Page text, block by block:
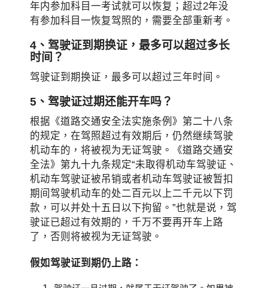
年内参加科目一考试就可以恢复；超过2年没
有参加科目一恢复驾照的，需要全部重新考。
4、驾驶证到期换证，最多可以超过多长
时间？
驾驶证到期换证，最多可以超过三年时间。
5、驾驶证过期还能开车吗？
根据《道路交通安全法实施条例》第二十八条
的规定，在驾照超过有效期后，仍然继续驾驶
机动车的，将被视为无证驾驶。《道路交通安
全法》第九十九条规定“未取得机动车驾驶证、
机动车驾驶证被吊销或者机动车驾驶证被暂扣
期间驾驶机动车的处二百元以上二千元以下罚
款，可以并处十五日以下拘留。”也就是说，驾
驶证已超过有效期的，千万不要再开车上路
了，否则将被视为无证驾驶。
假如驾驶证到期仍上路：